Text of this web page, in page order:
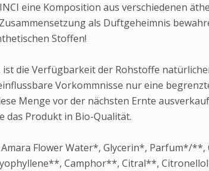
eine Komposition aus verschiedenen
als Duftgeheimnis
Stoffen!
die Verfügbarkeit der Rohstoffe
Vorkommnisse nur eine
Menge vor der nächsten Ernte
das Produkt in Bio-Qualität.
Flower Water*, Glycerin*, Parfum*/
Camphor**, Citral**,